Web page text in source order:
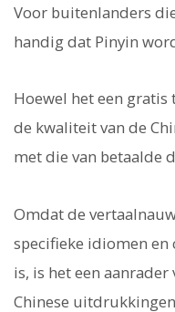
Voor buitenlanders
handig dat Pinyin
Hoewel het een gratis
de kwaliteit van de
met die van betaalde
Omdat de
specifieke idiomen
is, is het een
Chinese